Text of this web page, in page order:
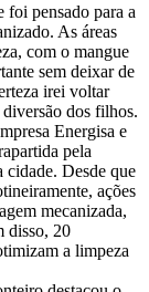
pensado para a
As áreas
com o mangue
sem deixar de
irei voltar
dos filhos.
Energisa e
pela
cidade. Desde que
ações
mecanizada,
disso, 20
a limpeza